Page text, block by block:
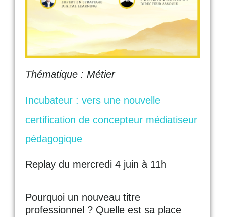
Thématique : Métier
Incubateur : vers une nouvelle
certification de concepteur médiatiseur
pédagogique
Replay du mercredi 4 juin à 11h
Pourquoi un nouveau titre
professionnel ? Quelle est sa place